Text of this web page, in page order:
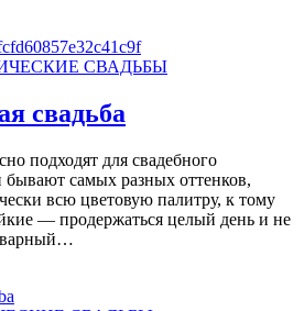
СВАДЬБЫ
свадьба
подходят для свадебного
самых разных оттенков,
всю цветовую палитру, к тому
— продержаться целый день и не